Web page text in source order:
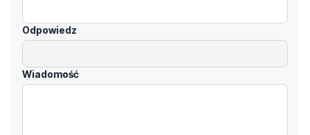
Odpowiedz
Wiadomość